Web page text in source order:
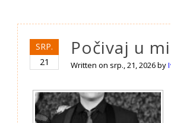
SRP.
21
Počivaj u
Written on srp., 21, 2026by